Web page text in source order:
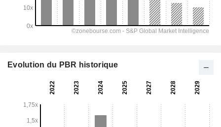
Evolution du PBR historique